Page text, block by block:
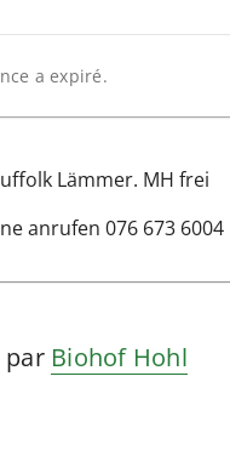
a expiré.
Lämmer. MH frei
anrufen 076 673 6004
par Biohof Hohl